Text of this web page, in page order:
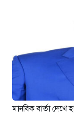
মানবিক বার্তা